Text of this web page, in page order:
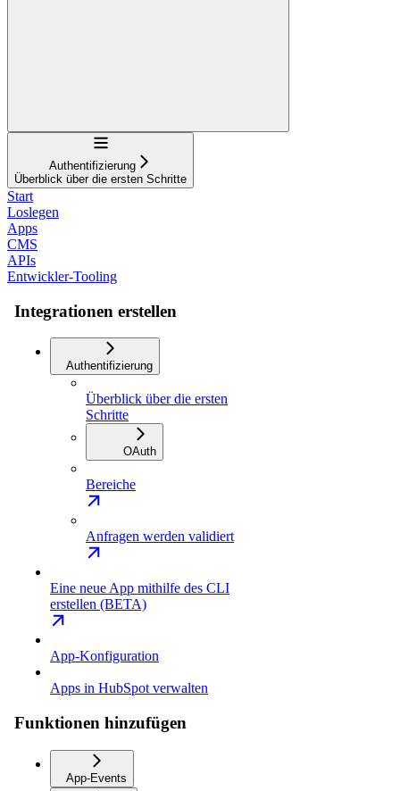
Navigation
Authentifizierung
Überblick über die ersten Schritte
Start
Loslegen
Apps
CMS
APIs
Entwickler-Tooling
Integrationen erstellen
Authentifizierung
Überblick über die ersten
Schritte
OAuth
Bereiche
Anfragen werden validiert
Eine neue App mithilfe des CLI
erstellen (BETA)
App-Konfiguration
Apps in HubSpot verwalten
Funktionen hinzufügen
App-Events